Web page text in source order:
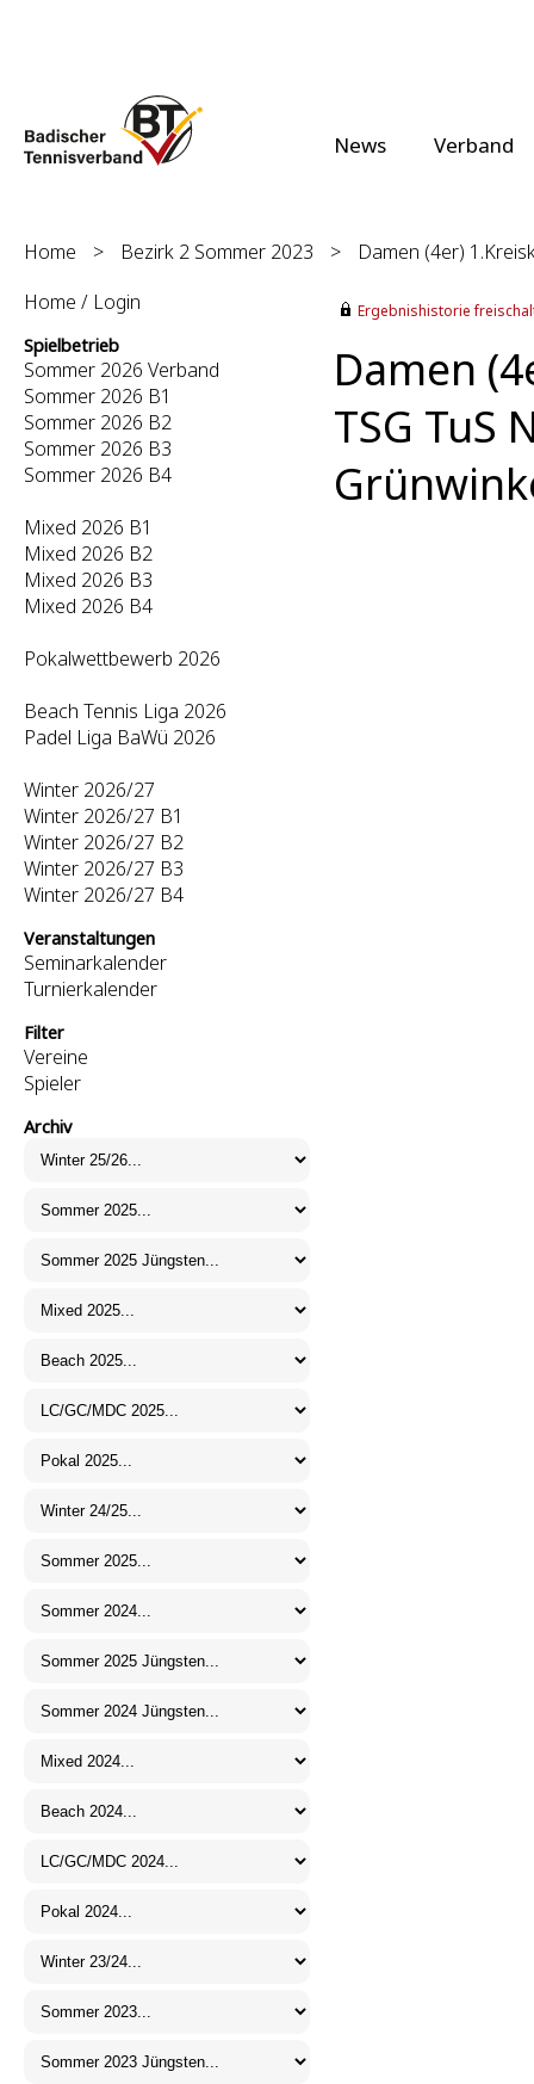
News Verband
Home > Bezirk 2 Sommer 2023 >
Damen (4er)
Home / Login
Spielbetrieb
Sommer 2026 Verband
Sommer 2026 B1
Sommer 2026 B2
Sommer 2026 B3
Sommer 2026 B4
Mixed 2026 B1
Mixed 2026 B2
Mixed 2026 B3
Mixed 2026 B4
Pokalwettbewerb 2026
Beach Tennis Liga 2026
Padel Liga BaWü 2026
Winter 2026/27
Winter 2026/27 B1
Winter 2026/27 B2
Winter 2026/27 B3
Winter 2026/27 B4
Veranstaltungen
Seminarkalender
Turnierkalender
Filter
Vereine
Spieler
Archiv
Ergebnishistorie
Damen
TSG TuS